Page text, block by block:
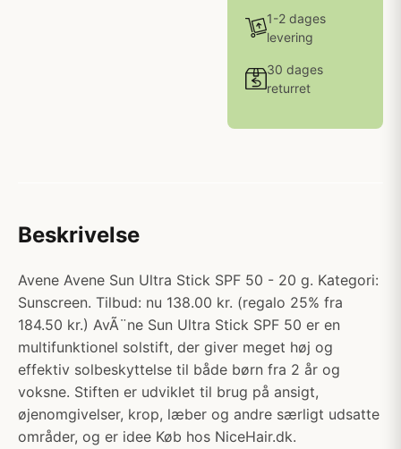
1-2 dages
levering
30 dages
returret
Beskrivelse
Avene Avene Sun Ultra Stick SPF 50 - 20 g. Kategori:
Sunscreen. Tilbud: nu 138.00 kr. (regalo 25% fra
184.50 kr.) AvÃ¨ne Sun Ultra Stick SPF 50 er en
multifunktionel solstift, der giver meget høj og
effektiv solbeskyttelse til både børn fra 2 år og
voksne. Stiften er udviklet til brug på ansigt,
øjenomgivelser, krop, læber og andre særligt udsatte
områder, og er idee Køb hos NiceHair.dk.